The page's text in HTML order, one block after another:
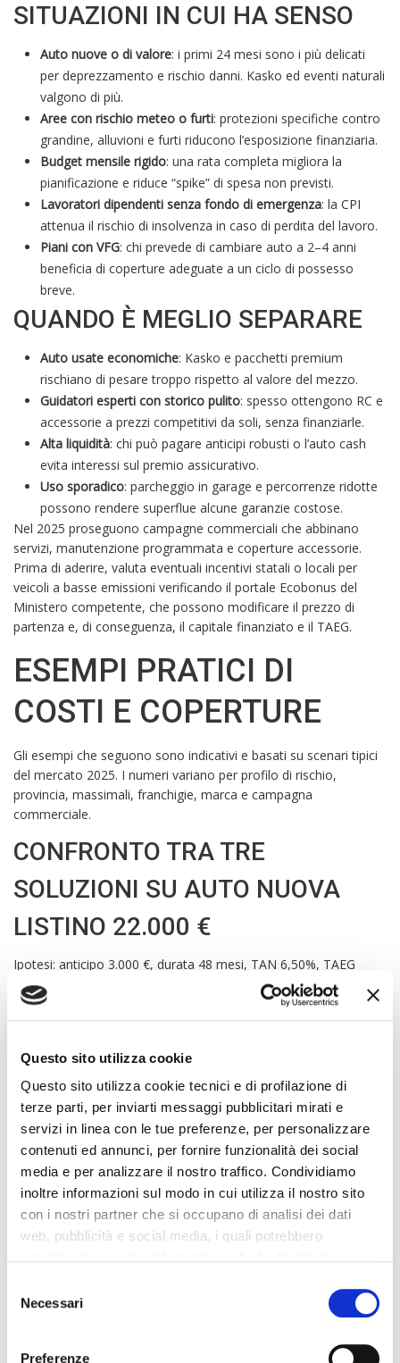
Questo sito utilizza cookie
Questo sito utilizza cookie tecnici e di profilazione di
terze parti, per inviarti messaggi pubblicitari mirati e
servizi in linea con le tue preferenze, per personalizzare
contenuti ed annunci, per fornire funzionalità dei social
media e per analizzare il nostro traffico. Condividiamo
inoltre informazioni sul modo in cui utilizza il nostro sito
con i nostri partner che si occupano di analisi dei dati
web, pubblicità e social media, i quali potrebbero
mera chiusura del banner non comporta l’accettazione
Selection
Necessari
Preferenze
SITUAZIONI IN CUI HA SENSO
Auto nuove o di valore: i primi 24 mesi sono i più delicati
per deprezzamento e rischio danni. Kasko ed eventi naturali
valgono di più.
Aree con rischio meteo o furti: protezioni specifiche contro
grandine, alluvioni e furti riducono l’esposizione finanziaria.
Budget mensile rigido: una rata completa migliora la
pianificazione e riduce “spike” di spesa non previsti.
Lavoratori dipendenti senza fondo di emergenza: la CPI
attenua il rischio di insolvenza in caso di perdita del lavoro.
Piani con VFG: chi prevede di cambiare auto a 2–4 anni
beneficia di coperture adeguate a un ciclo di possesso
breve.
QUANDO È MEGLIO SEPARARE
Auto usate economiche: Kasko e pacchetti premium
rischiano di pesare troppo rispetto al valore del mezzo.
Guidatori esperti con storico pulito: spesso ottengono RC e
accessorie a prezzi competitivi da soli, senza finanziarle.
Alta liquidità: chi può pagare anticipi robusti o l’auto cash
evita interessi sul premio assicurativo.
Uso sporadico: parcheggio in garage e percorrenze ridotte
possono rendere superflue alcune garanzie costose.
Nel 2025 proseguono campagne commerciali che abbinano
servizi, manutenzione programmata e coperture accessorie.
Prima di aderire, valuta eventuali incentivi statali o locali per
veicoli a basse emissioni verificando il portale Ecobonus del
Ministero competente, che possono modificare il prezzo di
partenza e, di conseguenza, il capitale finanziato e il TAEG.
ESEMPI PRATICI DI
COSTI E COPERTURE
Gli esempi che seguono sono indicativi e basati su scenari tipici
del mercato 2025. I numeri variano per profilo di rischio,
provincia, massimali, franchigie, marca e campagna
commerciale.
CONFRONTO TRA TRE
SOLUZIONI SU AUTO NUOVA
LISTINO 22.000 €
Ipotesi: anticipo 3.000 €, durata 48 mesi, TAN 6,50%, TAEG
7,20% senza pacchetto; furto/incendio + eventi naturali + cristalli
650 €/anno; CPI 180 €/anno. Valori medi e arrotondati.
Soluzione
Costo
stimata
Finanziamento
con pacchetto
assicurazioni
Premio unico
2.900 € (4 anni
di accessorie
+ CPI),
finanziato
Circa
355–
365 €
Circa 17.500–
17.900 € di
rate + 3.000 €
anticipo
senza
Circa 15.900–
anticipo +
3.320 €
separate